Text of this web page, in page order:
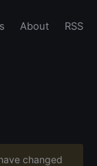
About RSS
changed